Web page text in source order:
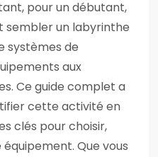
pour un débutant,
sembler un labyrinthe
systèmes de
aux
Ce guide complet a
cette activité en
clés pour choisir,
Que vous